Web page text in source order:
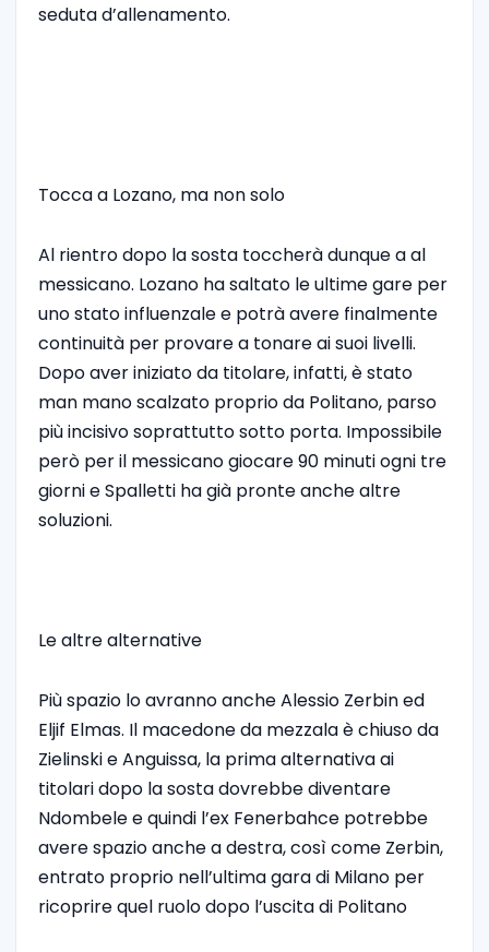
seduta d’allenamento.
Tocca a Lozano, ma non solo
Al rientro dopo la sosta toccherà dunque a al
messicano. Lozano ha saltato le ultime gare per
uno stato influenzale e potrà avere finalmente
continuità per provare a tonare ai suoi livelli.
Dopo aver iniziato da titolare, infatti, è stato
man mano scalzato proprio da Politano, parso
più incisivo soprattutto sotto porta. Impossibile
però per il messicano giocare 90 minuti ogni tre
giorni e Spalletti ha già pronte anche altre
soluzioni.
Le altre alternative
Più spazio lo avranno anche Alessio Zerbin ed
Eljif Elmas. Il macedone da mezzala è chiuso da
Zielinski e Anguissa, la prima alternativa ai
titolari dopo la sosta dovrebbe diventare
Ndombele e quindi l’ex Fenerbahce potrebbe
avere spazio anche a destra, così come Zerbin,
entrato proprio nell’ultima gara di Milano per
ricoprire quel ruolo dopo l’uscita di Politano